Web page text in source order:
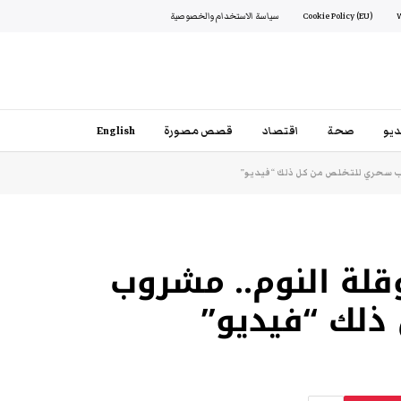
Cookie Policy (EU) سياسة الاستخدام والخصوصية
صحة اقتصاد قصص مصورة English
سحري للتخلص من كل ذلك “فيديو”
النوم.. مشروب
“فيديو”